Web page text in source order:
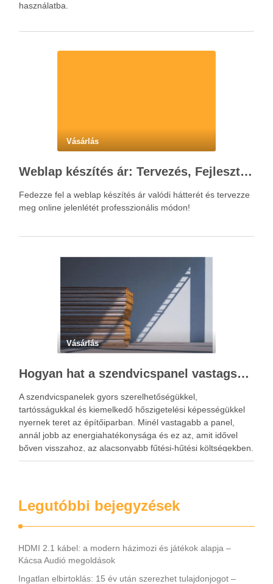
használatba.
Vásárlás
Weblap készítés ár: Tervezés, Fejlesztés, Beruházás Lépésről Lépésre
Fedezze fel a weblap készítés ár valódi hátterét és tervezze
meg online jelenlétét professzionális módon!
Vásárlás
Hogyan hat a szendvicspanel vastagsága a hőszigetelési teljesítményre?
A szendvicspanelek gyors szerelhetőségükkel,
tartósságukkal és kiemelkedő hőszigetelési képességükkel
nyernek teret az építőiparban. Minél vastagabb a panel,
annál jobb az energiahatékonysága és ez az, amit idővel
bőven visszahoz, az alacsonyabb fűtési-hűtési költségekben.
Ha építkezés előtt állsz vagy ipari, mezőgazdasági
Legutóbbi bejegyzések
HDMI 2.1 kábel: a modern házimozi és játékok alapja –
Kácsa Audió megoldások
Ingatlan elbirtoklás: 15 év után szerezhet tulajdonjogot –